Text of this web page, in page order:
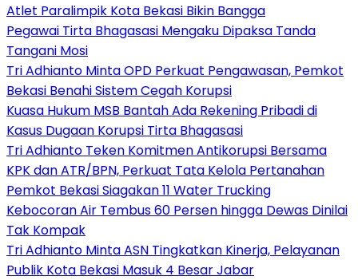
Atlet Paralimpik Kota Bekasi Bikin Bangga
Pegawai Tirta Bhagasasi Mengaku Dipaksa Tanda
Tangani Mosi
Tri Adhianto Minta OPD Perkuat Pengawasan, Pemkot
Bekasi Benahi Sistem Cegah Korupsi
Kuasa Hukum MSB Bantah Ada Rekening Pribadi di
Kasus Dugaan Korupsi Tirta Bhagasasi
Tri Adhianto Teken Komitmen Antikorupsi Bersama
KPK dan ATR/BPN, Perkuat Tata Kelola Pertanahan
Pemkot Bekasi Siagakan 11 Water Trucking
Kebocoran Air Tembus 60 Persen hingga Dewas Dinilai
Tak Kompak
Tri Adhianto Minta ASN Tingkatkan Kinerja, Pelayanan
Publik Kota Bekasi Masuk 4 Besar Jabar